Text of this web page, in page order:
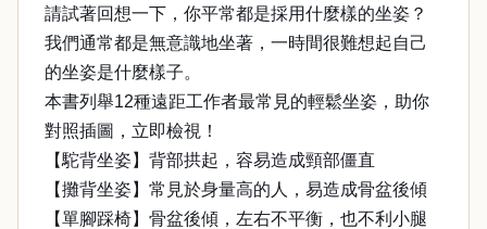
請試著回想一下，你平常都是採用什麼樣的坐姿？
我們通常都是無意識地坐著，一時間很難想起自己
的坐姿是什麼樣子。
本書列舉12種遠距工作者最常見的輕鬆坐姿，助你
對照插圖，立即檢視！
【駝背坐姿】背部拱起，容易造成頸部僵直
【攤背坐姿】常見於身量高的人，易造成骨盆後傾
【單腳踩椅】骨盆後傾，左右不平衡，也不利小腿